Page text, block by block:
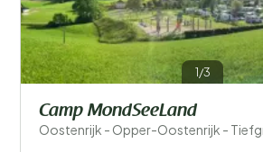
1/3
Camp MondSeeLand
Oostenrijk - Opper-Oostenrijk -